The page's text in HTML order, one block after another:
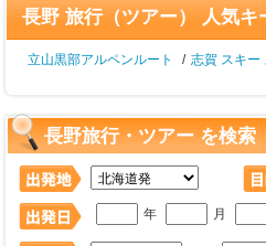
長野 旅行（ツアー） 人気キ
立山黒部アルペンルート / 志賀 スキー
長野旅行・ツアー を検索
年 月